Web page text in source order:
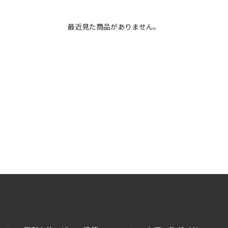
最近見た商品がありません。